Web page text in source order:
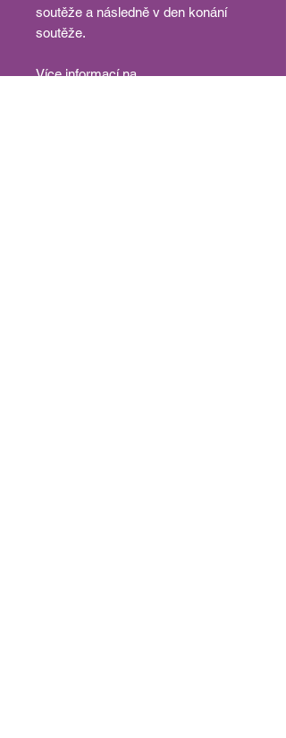
soutěže a následně v den konání
soutěže.
Více informací na